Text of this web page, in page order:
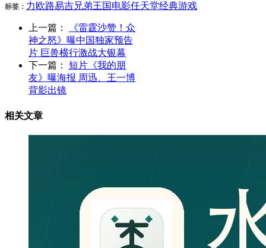
标签： 力欧路易吉兄弟王国电影任天堂经典游戏
上一篇：
《雷霆沙赞！众
神之怒》曝中国独家预告
片 巨兽横行激战大银幕
下一篇：
短片《我的朋
友》曝海报 周迅、王一博
背影出镜
相关文章